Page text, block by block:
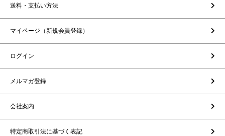
送料・支払い方法
マイページ（新規会員登録）
ログイン
メルマガ登録
会社案内
特定商取引法に基づく表記